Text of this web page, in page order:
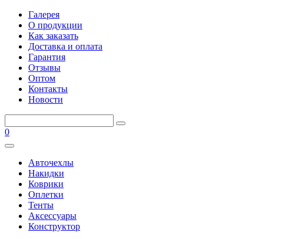
Галерея
О продукции
Как заказать
Доставка и оплата
Гарантия
Отзывы
Оптом
Контакты
Новости
0
Авточехлы
Накидки
Коврики
Оплетки
Тенты
Аксессуары
Конструктор